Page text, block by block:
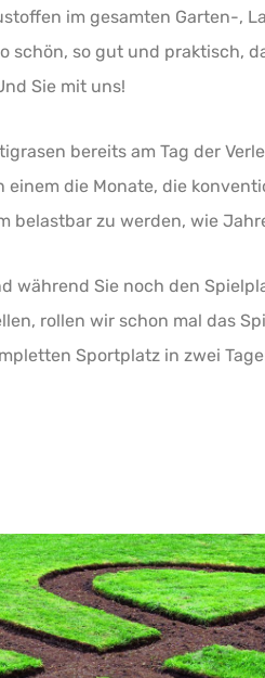
im gesamten Garten-,
schön, so gut und praktisch,
Sie mit uns!
bereits am Tag der
einem die Monate, die
belastbar zu werden, wie
während Sie noch den
rollen wir schon mal das
Sportplatz in zwei